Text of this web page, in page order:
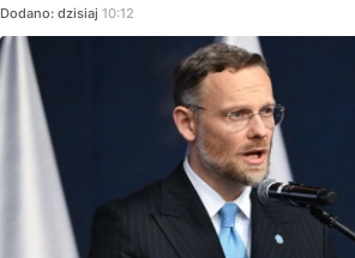
Dodano: dzisiaj 10:12